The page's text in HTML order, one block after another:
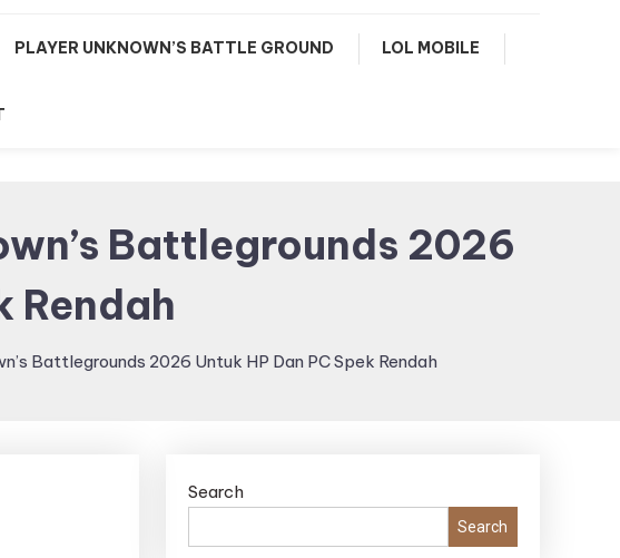
PLAYER UNKNOWN’S BATTLE GROUND LOL MOBILE
Battlegrounds 2026
Rendah
Battlegrounds 2026 Untuk HP Dan PC Spek Rendah
Search
Search